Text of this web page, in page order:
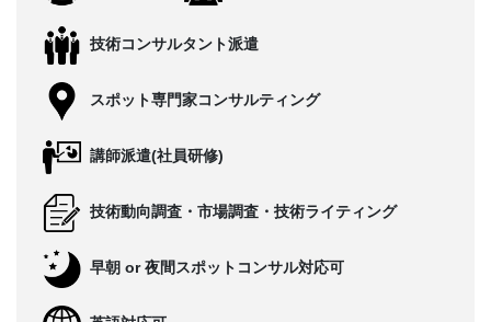
技術コンサルタント派遣
スポット専門家コンサルティング
講師派遣(社員研修)
技術動向調査・市場調査・技術ライティング
早朝 or 夜間スポットコンサル対応可